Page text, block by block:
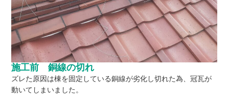
施工前 銅線の切れ
ズレた原因は棟を固定している銅線が劣化し切れた為、冠瓦が
動いてしまいました。